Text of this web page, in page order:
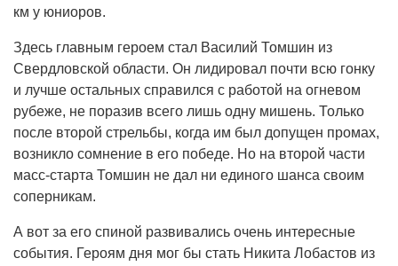
км у юниоров.
Здесь главным героем стал Василий Томшин из
Свердловской области. Он лидировал почти всю гонку
и лучше остальных справился с работой на огневом
рубеже, не поразив всего лишь одну мишень. Только
после второй стрельбы, когда им был допущен промах,
возникло сомнение в его победе. Но на второй части
масс-старта Томшин не дал ни единого шанса своим
соперникам.
А вот за его спиной развивались очень интересные
события. Героям дня мог бы стать Никита Лобастов из